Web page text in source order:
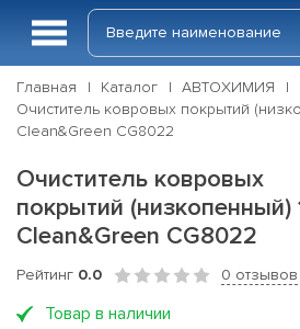
Главная Каталог АВТОХИМИЯ
Очиститель ковровых покрытий
Clean&Green CG8022
Очиститель ковровых
покрытий (низкопенный)
Clean&Green CG8022
Рейтинг 0.0 0 отзывов
Товар в наличии